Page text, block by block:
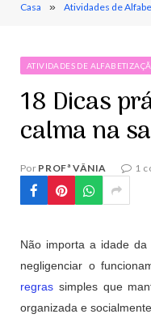
Casa » Atividades de
ATIVIDADES DE
18 Dicas
calma na
Por PROFª VÂNIA 1
Não importa a idade
negligenciar o
regras simples que
organizada e